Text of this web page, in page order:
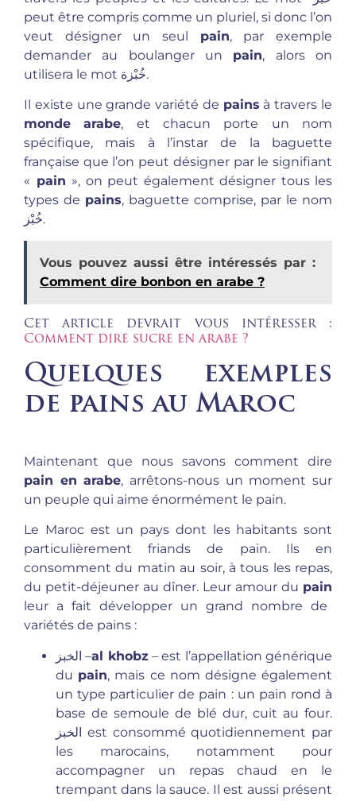
peut être compris comme un pluriel, si donc l’on
veut désigner un seul pain, par exemple
demander au boulanger un pain, alors on
utilisera le mot خُبْزة.
Il existe une grande variété de pains à travers le
monde
arabe, et chacun porte un nom
spécifique, mais à l’instar de la baguette
française que l’on peut désigner par le signifiant
« pain », on peut également désigner tous les
types de pains, baguette comprise, par le nom
خُبْز.
Vous pouvez aussi être intéressés par :
Comment dire bonbon en arabe ?
Cet article devrait vous intéresser :
Comment dire sucre en arabe ?
Quelques exemples
de pains au Maroc
Maintenant que nous savons comment dire
pain en arabe, arrêtons-nous un moment sur
un peuple qui aime énormément le pain.
Le Maroc est un pays dont les habitants sont
particulièrement friands de pain. Ils en
consomment du matin au soir, à tous les repas,
du petit-déjeuner au dîner. Leur amour du pain
leur a fait développer un grand nombre de
variétés de pains :
الخبز–al khobz– est l’appellation générique
du pain, mais ce nom désigne également
un type particulier de pain : un pain rond à
base de semoule de blé dur, cuit au four.
est consommé quotidiennement par
les marocains, notamment pour
accompagner un repas chaud en le
trempant dans la sauce. Il est aussi présent